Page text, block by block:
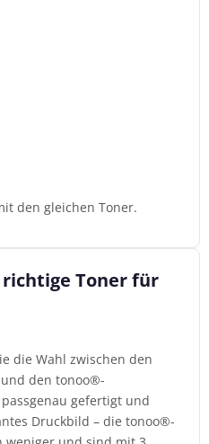
den gleichen Toner.
Toner für
die Wahl zwischen den
den tonoo®-
gefertigt und
Druckbild – die tonoo®-